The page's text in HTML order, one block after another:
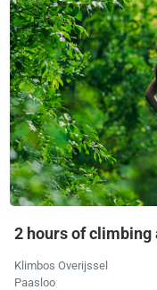
2 hours of
Klimbos Overijssel
Paasloo